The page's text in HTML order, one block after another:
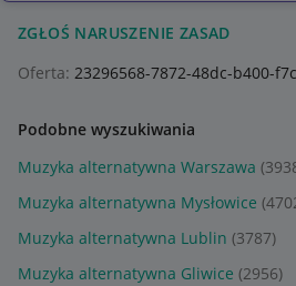
ZGŁOŚ NARUSZENIE ZASAD
Oferta: 23296568-7872-48dc-b400-
Podobne wyszukiwania
Muzyka alternatywna Warszawa
Muzyka alternatywna Mysłowice
Muzyka alternatywna Lublin (3787)
Muzyka alternatywna Gliwice (2956)